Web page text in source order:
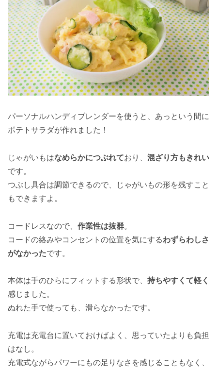
パーソナルハンディブレンダーを使うと、あっという間に
ポテトサラダが作れました！
じゃがいもはなめらかにつぶれており、 混ざり方もきれい
です。
つぶし具合は調節できるので、じゃがいもの形を残すこと
もできますよ。
コードレスなので、 作業性は抜群。
コードの絡みやコンセントの位置を気にするわずらわしさ
がなかったです。
本体は手のひらにフィットする形状で、 持ちやすくて軽く
感じました。
ぬれた手で使っても、滑らなかったです。
充電は充電台に置いておけばよく、思っていたよりも負担
はなし。
充電式ながらパワーにもの足りなさを感じることもなく、